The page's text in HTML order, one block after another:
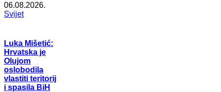
06.08.2026.
Svijet
Luka Mišetić:
Hrvatska je
Olujom
oslobodila
vlastiti teritorij
i spasila BiH